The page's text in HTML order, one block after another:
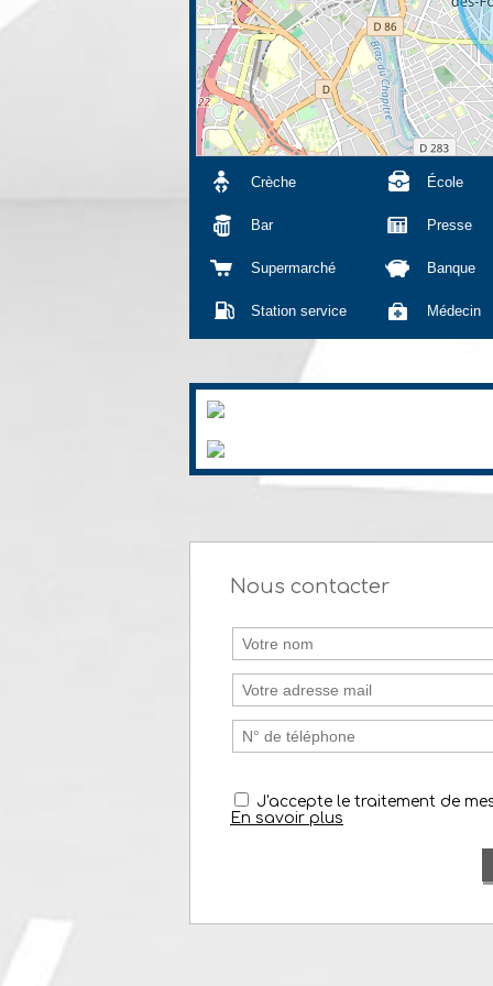
Crèche École
Bar Presse
Supermarché Banque
Station service Médecin
Nous contacter
J'accepte le traitement de
En savoir plus